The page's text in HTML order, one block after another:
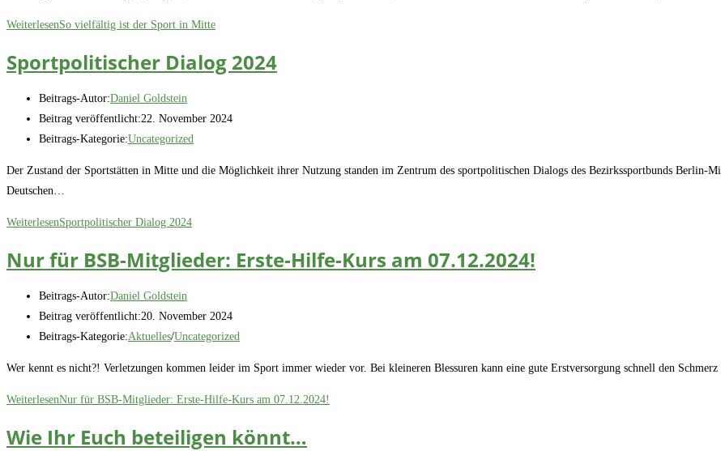
WeiterlesenSo vielfältig ist der Sport in Mitte
Sportpolitischer Dialog 2024
Beitrags-Autor:Daniel Goldstein
Beitrag veröffentlicht:22. November 2024
Beitrags-Kategorie:Uncategorized
Der Zustand der Sportstätten in Mitte und die Möglichkeit ihrer Nutzung standen im Zentrum des sportpolitischen Dialogs des Bezirkssportbunds Berlin-
Deutschen…
WeiterlesenSportpolitischer Dialog 2024
Nur für BSB-Mitglieder: Erste-Hilfe-Kurs am 07.12.2024!
Beitrags-Autor:Daniel Goldstein
Beitrag veröffentlicht:20. November 2024
Beitrags-Kategorie:Aktuelles/Uncategorized
Wer kennt es nicht?! Verletzungen kommen leider im Sport immer wieder vor. Bei kleineren Blessuren kann eine gute Erstversorgung schnell den
WeiterlesenNur für BSB-Mitglieder: Erste-Hilfe-Kurs am 07.12.2024!
Wie Ihr Euch beteiligen könnt…